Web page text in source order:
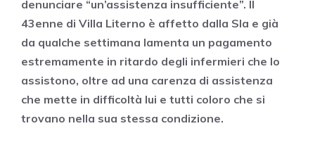
denunciare “un’assistenza insufficiente”. Il
43enne di Villa Literno è affetto dalla Sla e già
da qualche settimana lamenta un pagamento
estremamente in ritardo degli infermieri che lo
assistono, oltre ad una carenza di assistenza
che mette in difficoltà lui e tutti coloro che si
trovano nella sua stessa condizione.